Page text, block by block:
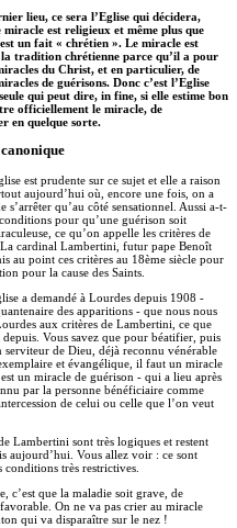
lieu, ce sera l’Eglise qui décidera,
miracle est religieux et même plus que
un fait « chrétien ». Le miracle est
tradition chrétienne parce qu’il a pour
du Christ, et en particulier, de
de guérisons. Donc c’est l’Eglise
qui peut dire, in fine, si elle estime bon
officiellement le miracle, de
en quelque sorte.
canonique
est prudente sur ce sujet et elle a raison
aujourd’hui où, encore une fois, on a
s’arrêter qu’au côté sensationnel. Aussi a-t-
pour qu’une guérison soit
ce qu’on appelle les critères de
cardinal Lambertini, futur pape Benoît
au point ces critères au 18ème siècle pour
pour la cause des Saints.
a demandé à Lourdes depuis 1908 -
des apparitions - que nous nous
aux critères de Lambertini, ce que
depuis. Vous savez que pour béatifier, puis
serviteur de Dieu, déjà reconnu vénérable
et évangélique, il faut un miracle
un miracle de guérison - qui a lieu après
par la personne bénéficiaire comme
de celui ou celle que l’on veut
Lambertini sont très logiques et restent
aujourd’hui. Vous allez voir : ce sont
conditions très restrictives.
c’est que la maladie soit grave, de
On ne va pas crier au miracle
qui va disparaître sur le nez !